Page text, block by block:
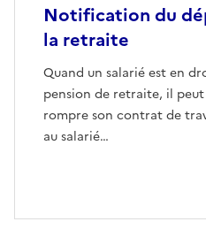
Notification du
la retraite
Quand un salarié est en
pension de retraite, il
rompre son contrat de
au salarié…